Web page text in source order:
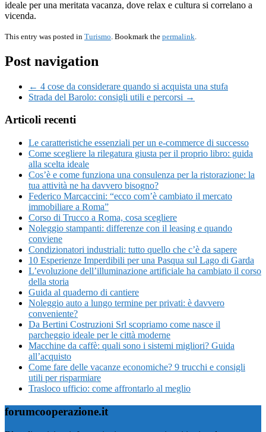
ideale per una meritata vacanza, dove relax e cultura si correlano a
vicenda.
This entry was posted in Turismo . Bookmark the permalink
Post navigation
← 4 cose da considerare quando si acquista una stufa
Strada del Barolo: consigli utili e percorsi →
Articoli recenti
Le caratteristiche essenziali per un e-commerce di successo
Come scegliere la rilegatura giusta per il proprio libro: guida
alla scelta ideale
Cos’è e come funziona una consulenza per la ristorazione: la
tua attività ne ha davvero bisogno?
Federico Marcaccini: “ecco com’è cambiato il mercato
immobiliare a Roma”
Corso di Trucco a Roma, cosa scegliere
Noleggio stampanti: differenze con il leasing e quando
conviene
Condizionatori industriali: tutto quello che c’è da sapere
10 Esperienze Imperdibili per una Pasqua sul Lago di Garda
L’evoluzione dell’illuminazione artificiale ha cambiato il corso
della storia
Guida al quaderno di cantiere
Noleggio auto a lungo termine per privati: è davvero
conveniente?
Da Bertini Costruzioni Srl scopriamo come nasce il
parcheggio ideale per le città moderne
Macchine da caffè: quali sono i sistemi migliori? Guida
all’acquisto
Come fare delle vacanze economiche? 9 trucchi e consigli
utili per risparmiare
Trasloco ufficio: come affrontarlo al meglio
forumcooperazione.it